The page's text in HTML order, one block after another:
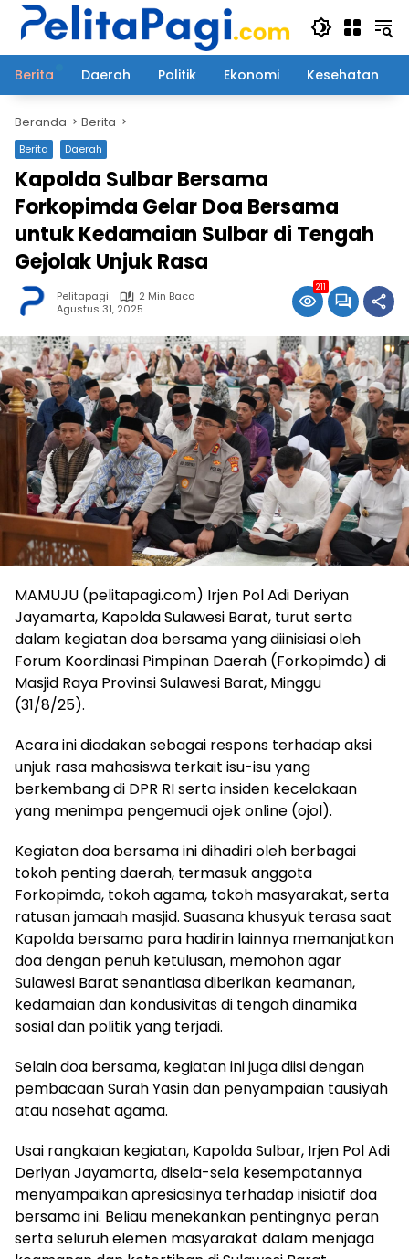
Langsung
Berita
Daerah Politik Ekonomi Kesehatan
Beranda Berita
Berita Daerah
Kapolda Sulbar Bersama
Forkopimda Gelar Doa Bersama
untuk Kedamaian Sulbar di Tengah
Gejolak Unjuk Rasa
Pelitapagi
2 Min Baca
Agustus 31, 2025
211
MAMUJU (pelitapagi.com) Irjen Pol Adi Deriyan
Jayamarta, Kapolda Sulawesi Barat, turut serta
dalam kegiatan doa bersama yang diinisiasi oleh
Forum Koordinasi Pimpinan Daerah (Forkopimda) di
Masjid Raya Provinsi Sulawesi Barat, Minggu
(31/8/25).
Acara ini diadakan sebagai respons terhadap aksi
unjuk rasa mahasiswa terkait isu-isu yang
berkembang di DPR RI serta insiden kecelakaan
yang menimpa pengemudi ojek online (ojol).
Kegiatan doa bersama ini dihadiri oleh berbagai
tokoh penting daerah, termasuk anggota
Forkopimda, tokoh agama, tokoh masyarakat, serta
ratusan jamaah masjid. Suasana khusyuk terasa saat
Kapolda bersama para hadirin lainnya memanjatkan
doa dengan penuh ketulusan, memohon agar
Sulawesi Barat senantiasa diberikan keamanan,
kedamaian dan kondusivitas di tengah dinamika
sosial dan politik yang terjadi.
Selain doa bersama, kegiatan ini juga diisi dengan
pembacaan Surah Yasin dan penyampaian tausiyah
atau nasehat agama.
Usai rangkaian kegiatan, Kapolda Sulbar, Irjen Pol Adi
Deriyan Jayamarta, disela-sela kesempatannya
menyampaikan apresiasinya terhadap inisiatif doa
bersama ini. Beliau menekankan pentingnya peran
serta seluruh elemen masyarakat dalam menjaga